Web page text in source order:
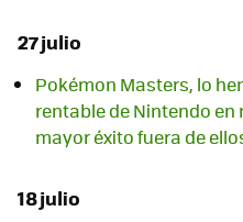
27 julio
Pokémon Masters, lo
rentable de Nintendo en
mayor éxito fuera de
18 julio